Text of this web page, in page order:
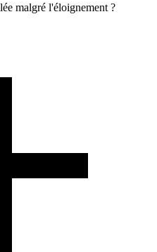
malgré l'éloignement ?